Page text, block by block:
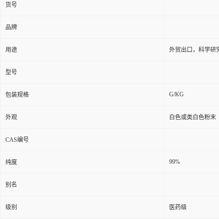
货号
品牌
用途 外贸出口，科学研
型号
包装规格 G/KG
外观 白色或类白色粉末
CAS编号
纯度 99%
别名
级别 医药级